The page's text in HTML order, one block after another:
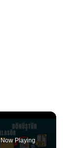
Now Playing